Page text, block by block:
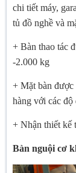
chi tiết máy,
tủ đồ nghề và
+ Bàn thao tác
-2.000 kg
+ Mặt bàn được
hàng với các độ
+ Nhận thiết kế
Bàn nguội cơ